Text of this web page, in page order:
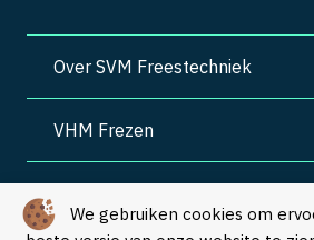
We gebruiken cookies om
Over SVM Freestechniek
VHM Frezen